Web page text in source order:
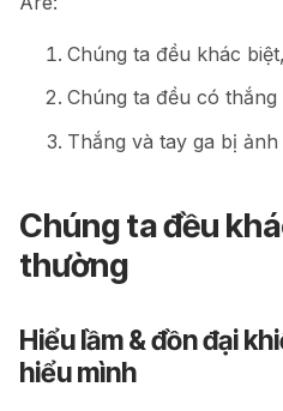
Chúng ta đều khác
Chúng ta đều có thắng
Thắng và tay ga bị
Chúng ta đều
thường
Hiểu lầm & đồn đại
hiểu mình